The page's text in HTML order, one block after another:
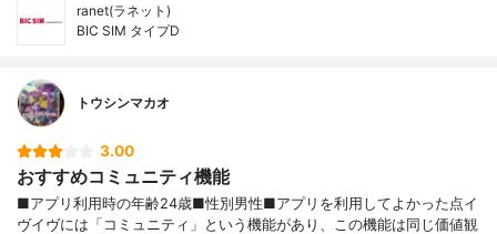
ranet(ラネット)
BIC SIM タイプD
トウシンマカオ
3.00
おすすめコミュニティ機能
■アプリ利用時の年齢24歳■性別男性■アプリを利用してよかった点イ
ヴイヴには「コミュニティ」という機能があり、この機能は同じ価値観